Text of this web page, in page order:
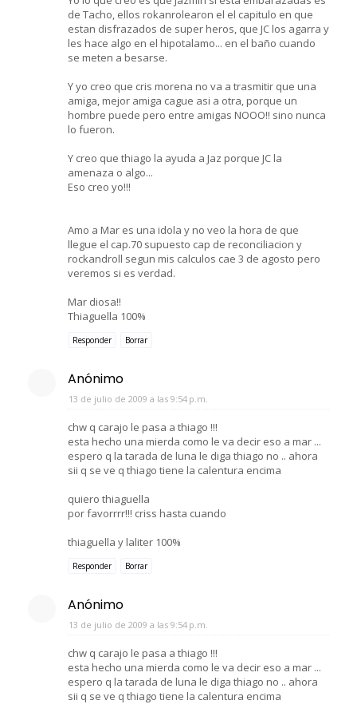
de Tacho, ellos rokanrolearon el el capitulo en que
estan disfrazados de super heros, que JC los agarra y
les hace algo en el hipotalamo... en el baño cuando
se meten a besarse.
Y yo creo que cris morena no va a trasmitir que una
amiga, mejor amiga cague asi a otra, porque un
hombre puede pero entre amigas NOOO!! sino nunca
lo fueron.
Y creo que thiago la ayuda a Jaz porque JC la
amenaza o algo...
Eso creo yo!!!
Amo a Mar es una idola y no veo la hora de que
llegue el cap.70 supuesto cap de reconciliacion y
rockandroll segun mis calculos cae 3 de agosto pero
veremos si es verdad.
Mar diosa!!
Thiaguella 100%
Responder Borrar
Anónimo
13 de julio de 2009 a las 9:54 p.m.
chw q carajo le pasa a thiago !!!
esta hecho una mierda como le va decir eso a mar ...
espero q la tarada de luna le diga thiago no .. ahora
sii q se ve q thiago tiene la calentura encima
quiero thiaguella
por favorrrr!!! criss hasta cuando
thiaguella y laliter 100%
Responder Borrar
Anónimo
13 de julio de 2009 a las 9:54 p.m.
chw q carajo le pasa a thiago !!!
esta hecho una mierda como le va decir eso a mar ...
espero q la tarada de luna le diga thiago no .. ahora
sii q se ve q thiago tiene la calentura encima